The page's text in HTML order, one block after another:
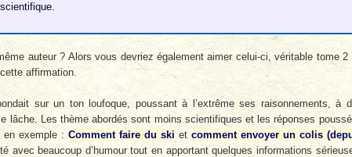
auteur ? Alors vous devriez également aimer celui-ci, véritable tome 2
affirmation.
sur un ton loufoque, poussant à l’extrême ses raisonnements, à
lâche. Les thème abordés sont moins scientifiques et les réponses
en exemple :Comment faire du ski et comment envoyer un colis
avec beaucoup d’humour tout en apportant quelques informations